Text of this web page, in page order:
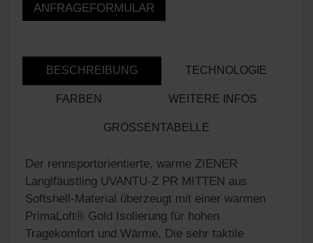
ANFRAGEFORMULAR
BESCHREIBUNG TECHNOLOGIE
FARBEN WEITERE INFOS
GRÖSSENTABELLE
Der rennsportorientierte, warme ZIENER
Langlfäustling UVANTU-Z PR MITTEN aus
Softshell-Material überzeugt mit einer warmen
PrimaLoft® Gold Isolierung für hohen
Tragekomfort und Wärme. Die sehr taktile